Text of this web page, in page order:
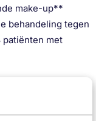
make-up**
behandeling tegen
met
stress